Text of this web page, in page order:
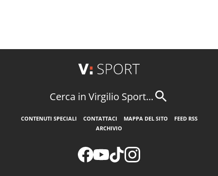
Cerca in Virgilio Sport...
CONTENUTI SPECIALI CONTATTACI MAPPA DEL SITO
FEED RSS
ARCHIVIO